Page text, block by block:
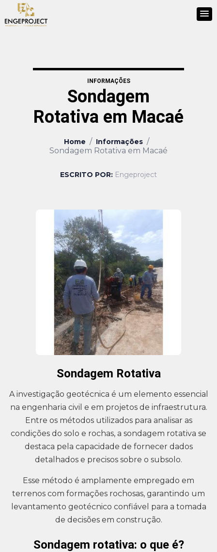
INFORMAÇÕES
Sondagem
Rotativa em Macaé
Home / Informações /
Sondagem Rotativa em Macaé
ESCRITO POR: Engeproject
Sondagem Rotativa
A investigação geotécnica é um elemento essencial
na engenharia civil e em projetos de infraestrutura.
Entre os métodos utilizados para analisar as
condições do solo e rochas, a sondagem rotativa se
destaca pela capacidade de fornecer dados
detalhados e precisos sobre o subsolo.
Esse método é amplamente empregado em
terrenos com formações rochosas, garantindo um
levantamento geotécnico confiável para a tomada
de decisões em construção.
Sondagem rotativa: o que é?